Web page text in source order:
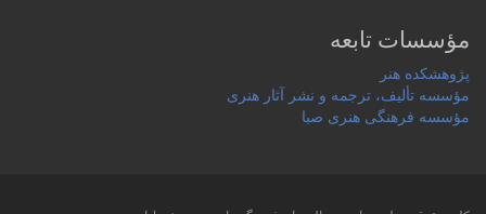
مؤسسات تابعه
پژوهشکده هنر
مؤسسه تألیف، ترجمه و نشر آثار هنری
مؤسسه فرهنگی هنری صبا